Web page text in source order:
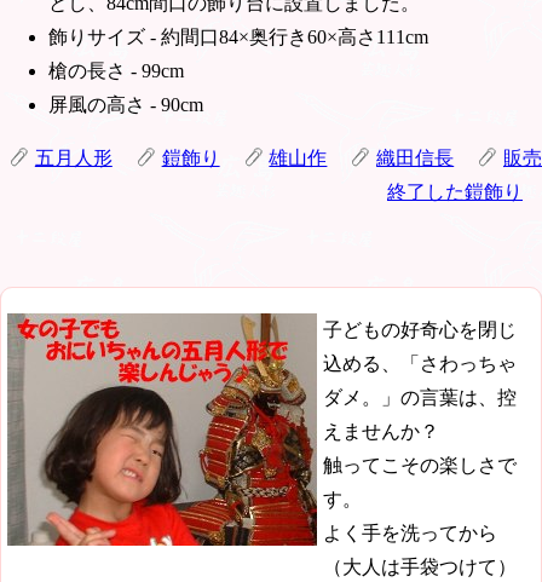
飾りサイズ - 約間口84×奥行き60×高さ111cm
槍の長さ - 99cm
屏風の高さ - 90cm
五月人形 鎧飾り 雄山作 織田信長
販売
終了した鎧飾り
子どもの好奇心を閉じ
込める、「さわっちゃ
ダメ。」の言葉は、控
えませんか？
触ってこその楽しさで
す。
よく手を洗ってから
（大人は手袋つけて）